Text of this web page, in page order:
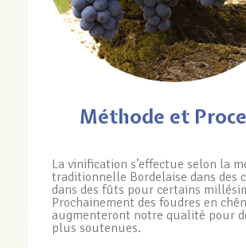
Méthode et
La vinification s’effectue selon la
traditionnelle Bordelaise dans des
dans des fûts pour certains
Prochainement des foudres en
augmenteront notre qualité pour
plus soutenues.